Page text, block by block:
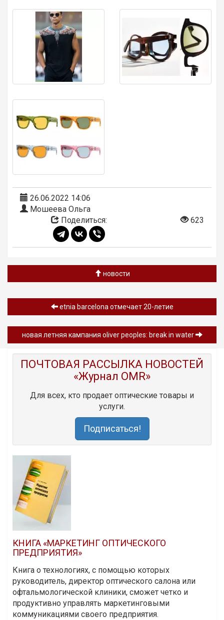
26.06.2022 14:06
Мошеева Ольга
Поделиться:
623
новости
etnia barcelona отмечает 20-летие
новая летняя кампания oliver peoples: break in water
ПОЧТОВАЯ РАССЫЛКА НОВОСТЕЙ
«Журнал OMR»
Для всех, кто продает оптические товары и
услуги.
Подписаться!
КНИГА «МАРКЕТИНГ ОПТИЧЕСКОГО
ПРЕДПРИЯТИЯ»
Книга о технологиях, с помощью которых
руководитель, директор оптического салона или
офтальмологической клиники, сможет четко и
продуктивно управлять маркетинговыми
коммуникациями своего предприятия.